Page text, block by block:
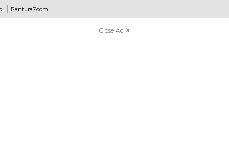
Pantura7.com
Close Ad ✕